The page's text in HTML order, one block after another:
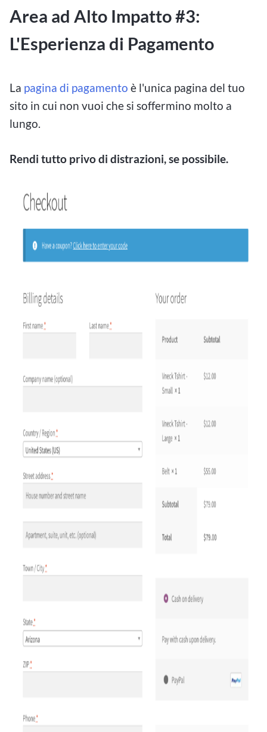
Area ad Alto Impatto #3:
L'Esperienza di Pagamento
La pagina di pagamento è l'unica pagina del tuo
sito in cui non vuoi che si soffermino molto a
lungo.
Rendi tutto privo di distrazioni, se possibile.